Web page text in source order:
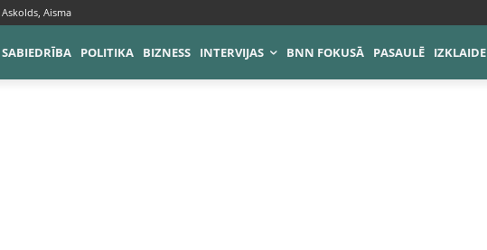
Askolds, Aisma
SABIEDRĪBA POLITIKA BIZNESS INTERVIJAS BNN FOKUSĀ PASAULĒ IZKLAIDE